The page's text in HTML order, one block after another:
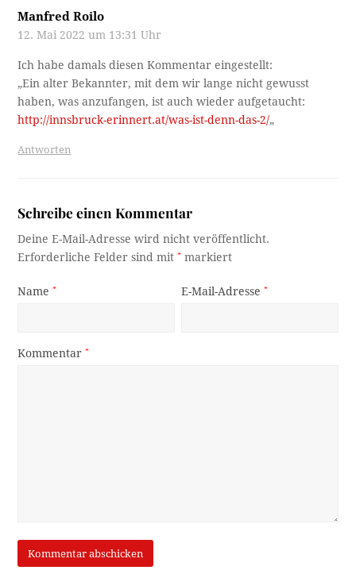
Manfred Roilo
12. Mai 2022 um 13:31 Uhr
Ich habe damals diesen Kommentar eingestellt:
„Ein alter Bekannter, mit dem wir lange nicht gewusst
haben, was anzufangen, ist auch wieder aufgetaucht:
http://innsbruck-erinnert.at/was-ist-denn-das-2/„
Antworten
Schreibe einen Kommentar
Deine E-Mail-Adresse wird nicht veröffentlicht.
Erforderliche Felder sind mit* markiert
Name* E-Mail-Adresse*
Kommentar*